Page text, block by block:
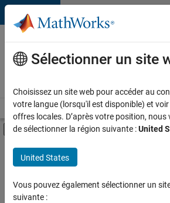
Passer au contenu
Votre
carrière
chez
Accueil Explorer nos opportunités
Activer/désactiver
Contenu principal
FILTRER PAR
Technologies de l’information
Support client
Finances et opérations
Sélectionner un site
Choisissez un site web pour accéder au
votre langue (lorsqu'il est disponible) et
offres locales. D’après votre position,
de sélectionner la région suivante :United
United States
Vous pouvez également sélectionner un
suivante :